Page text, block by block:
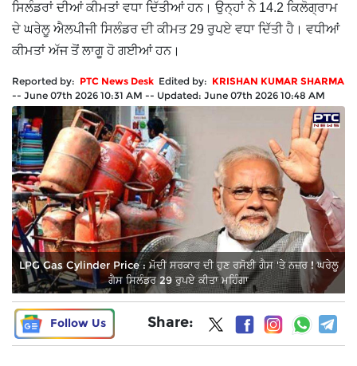
ਸਿਲੰਡਰਾਂ ਦੀਆਂ ਕੀਮਤਾਂ ਵਧਾ ਦਿੱਤੀਆਂ ਹਨ। ਉਨ੍ਹਾਂ ਨੇ 14.2 ਕਿਲੋਗ੍ਰਾਮ
ਦੇ ਘਰੇਲੂ ਐਲਪੀਜੀ ਸਿਲੰਡਰ ਦੀ ਕੀਮਤ 29 ਰੁਪਏ ਵਧਾ ਦਿੱਤੀ ਹੈ। ਵਧੀਆਂ
ਕੀਮਤਾਂ ਅੱਜ ਤੋਂ ਲਾਗੂ ਹੋ ਗਈਆਂ ਹਨ।
Reported by: PTC News Desk Edited by: KRISHAN KUMAR SHARMA
-- June 07th 2026 10:31 AM -- Updated: June 07th 2026 10:48 AM
LPG Gas Cylinder Price : ਮੋਦੀ ਸਰਕਾਰ ਦੀ ਹੁਣ ਰਸੋਈ ਗੈਸ 'ਤੇ ਨਜ਼ਰ ! ਘਰੇਲੂ
ਗੈਸ ਸਿਲੰਡਰ 29 ਰੁਪਏ ਕੀਤਾ ਮਹਿੰਗਾ
Follow Us Share: